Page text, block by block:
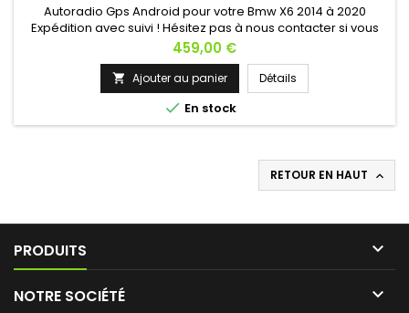
Autoradio Gps Android pour votre Bmw X6 2014 à 2020
Expédition avec suivi ! Hésitez pas à nous contacter si vous
avez une question !
Prix
459,00 €
 Ajouter au panier Détails
 En stock
RETOUR EN HAUT 
PRODUITS 
NOTRE SOCIÉTÉ 